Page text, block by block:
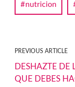
nutricion
PREVIOUS ARTICLE
DESHAZTE DE
QUE DEBES